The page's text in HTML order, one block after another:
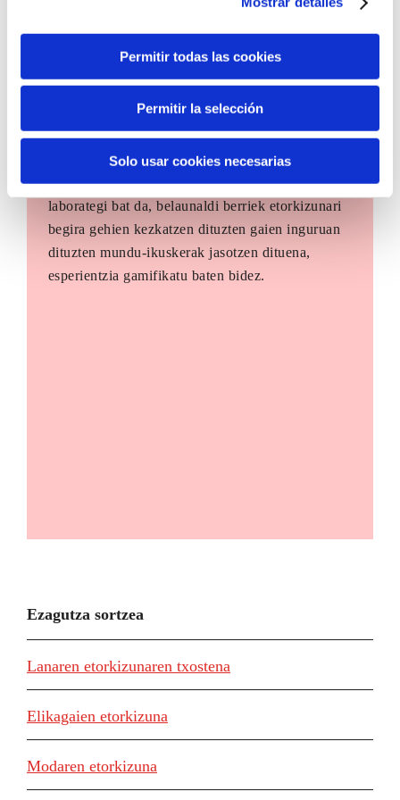
Permitir todas las cookies
Permitir la selección
Solo usar cookies necesarias
The Future Game
The Future Game gazteen parte-hartzerako
laborategi bat da, belaunaldi berriek etorkizunari
begira gehien kezkatzen dituzten gaien inguruan
dituzten mundu-ikuskerak jasotzen dituena,
esperientzia gamifikatu baten bidez.
Ezagutza sortzea
Lanaren etorkizunaren txostena
Elikagaien etorkizuna
Modaren etorkizuna